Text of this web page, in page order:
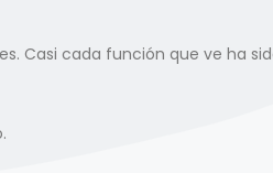
Casi cada función que ve ha